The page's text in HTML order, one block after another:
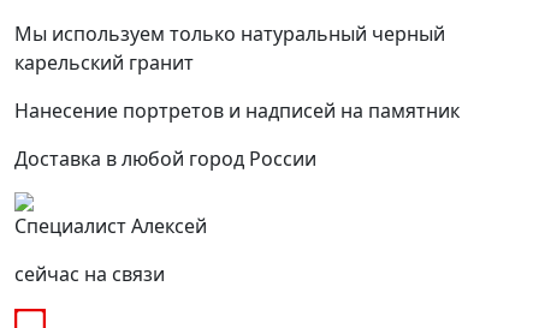
Мы используем только натуральный черный
карельский гранит
Нанесение портретов и надписей на памятник
Доставка в любой город России
Специалист Алексей
сейчас на связи